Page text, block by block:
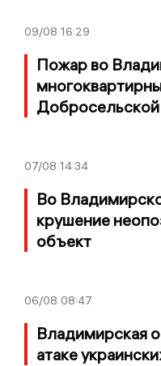
09/08 16:29
Пожар во
Добросельской
07/08 14:34
Во
крушение
объект
06/08 08:47
Владимирская
атаке